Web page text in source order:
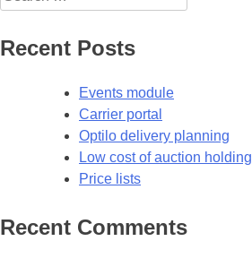
for:
Recent Posts
Events module
Carrier portal
Optilo delivery planning
Low cost of auction holding
Price lists
Recent Comments